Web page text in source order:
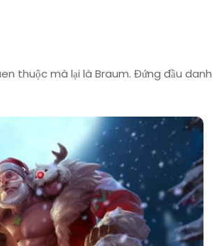
thuộc mà lại là Braum. Đứng đầu danh